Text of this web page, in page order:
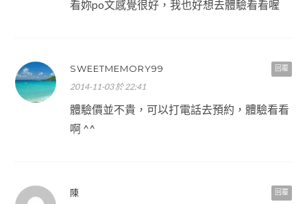
看妳po文感覺很好，我也好想去體驗看看喔
回覆
SWEETMEMORY99
2014-11-03 於 22:41
體驗價並不貴，可以打電話去預約，體驗看看
啊 ^^
回覆
陳